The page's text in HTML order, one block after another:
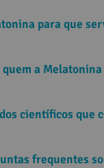
para que
quem a
científicos que
frequentes